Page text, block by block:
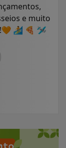
e muito
🏄 🍕 🛩